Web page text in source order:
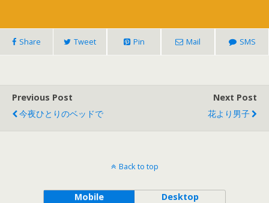
Share Tweet Pin Mail SMS
Previous Post
今夜ひとりのベッドで
Next Post
花より男子
Back to top
Mobile Desktop